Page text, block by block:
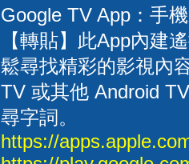
Google TV App：手
【轉貼】此App內建
鬆尋找精彩的影視內
TV 或其他 Android
尋字詞。
https://